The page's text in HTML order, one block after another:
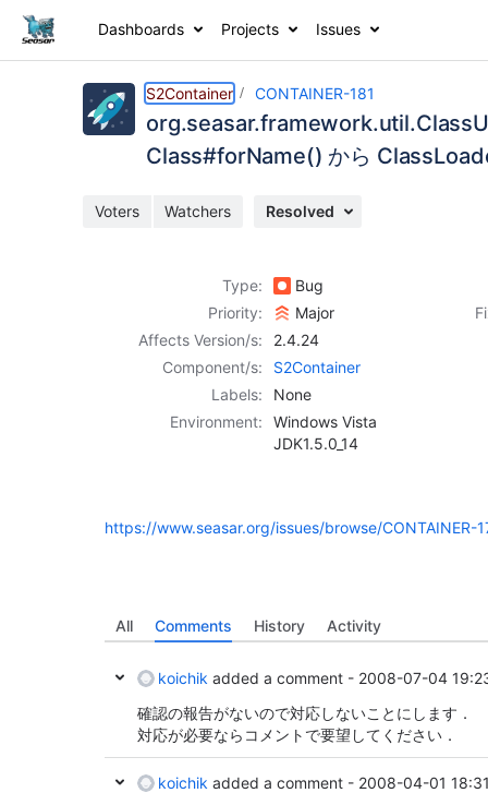
Dashboards Projects Issues
S2Container CONTAINER-181
Class#forName() から
Voters Watchers Resolved
Type:
Bug
Priority:
Major
Affects Version/s:
2.4.24
Component/s:
S2Container
Labels:
None
Environment:
Windows Vista
JDK1.5.0_14
https://www.seasar.org/issues/browse/CONTAINER-
All Comments History Activity
koichik added a comment - 2008-07-04
確認の報告がないので対応しないことにします．
対応が必要ならコメントで要望してください．
koichik added a comment - 2008-04-01